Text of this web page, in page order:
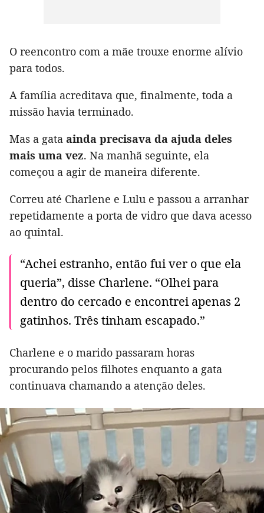
O reencontro com a mãe trouxe enorme alívio
para todos.
A família acreditava que, finalmente, toda a
missão havia terminado.
Mas a gata ainda precisava da ajuda deles
mais uma vez. Na manhã seguinte, ela
começou a agir de maneira diferente.
Correu até Charlene e Lulu e passou a arranhar
repetidamente a porta de vidro que dava acesso
ao quintal.
“Achei estranho, então fui ver o que ela
queria”, disse Charlene. “Olhei para
dentro do cercado e encontrei apenas 2
gatinhos. Três tinham escapado.”
Charlene e o marido passaram horas
procurando pelos filhotes enquanto a gata
continuava chamando a atenção deles.